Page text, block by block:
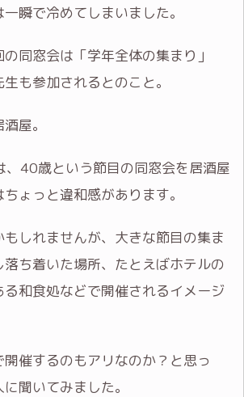
瞬で冷めてしまいました。
同窓会は「学年全体の集まり」
も参加されるとのこと。
屋。
、40歳という節目の同窓会を居酒屋
ょっと違和感があります。
しれませんが、大きな節目の集ま
落ち着いた場所、たとえばホテルの
和食処などで開催されるイメージ
催するのもアリなのか？と思っ
聞いてみました。